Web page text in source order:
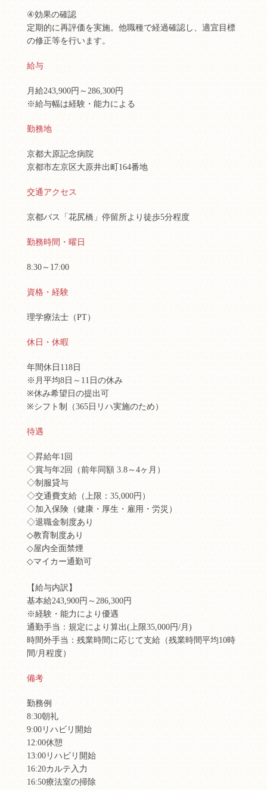
④効果の確認
定期的に再評価を実施。他職種で経過確認し、適宜目標
の修正等を行います。
給与
月給243,900円～286,300円
※給与幅は経験・能力による
勤務地
京都大原記念病院
京都市左京区大原井出町164番地
交通アクセス
京都バス「花尻橋」停留所より徒歩5分程度
勤務時間・曜日
8:30～17:00
資格・経験
理学療法士（PT）
休日・休暇
年間休日118日
※月平均8日～11日の休み
※休み希望日の提出可
※シフト制（365日リハ実施のため）
待遇
◇昇給年1回
◇賞与年2回（前年同額 3.8～4ヶ月）
◇制服貸与
◇交通費支給（上限：35,000円）
◇加入保険（健康・厚生・雇用・労災）
◇退職金制度あり
◇教育制度あり
◇屋内全面禁煙
◇マイカー通勤可
【給与内訳】
基本給243,900円～286,300円
※経験・能力により優遇
通勤手当：規定により算出(上限35,000円/月)
時間外手当：残業時間に応じて支給（残業時間平均10時
間/月程度）
備考
勤務例
8:30朝礼
9:00リハビリ開始
12:00休憩
13:00リハビリ開始
16:20カルテ入力
16:50療法室の掃除